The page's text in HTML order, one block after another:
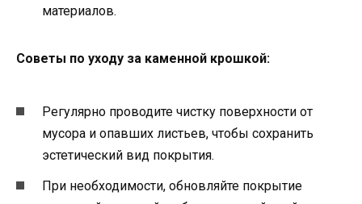
материалов.
Советы по уходу за каменной крошкой:
Регулярно проводите чистку поверхности от
мусора и опавших листьев, чтобы сохранить
эстетический вид покрытия.
При необходимости, обновляйте покрытие